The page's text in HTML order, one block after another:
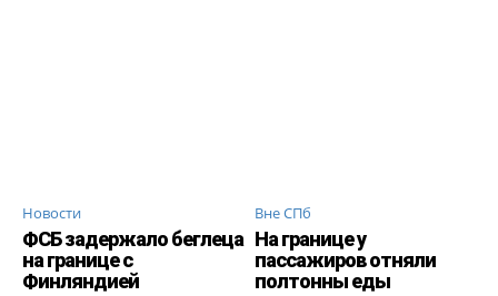
Новости
ФСБ задержало беглеца
на границе с
Финляндией
Вне СПб
На границе у
пассажиров отняли
полтонны еды